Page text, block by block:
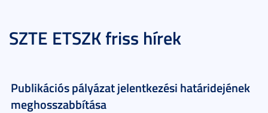
SZTE ETSZK friss hírek
Publikációs pályázat jelentkezési határidejének
meghosszabbítása